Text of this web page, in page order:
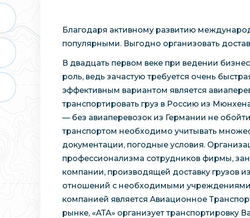
Благодаря активному развитию
популярными. Выгодно организовать
В двадцать первом веке при ведении
роль, ведь зачастую требуется очень
эффективным вариантом является
транспортировать груз в Россию из
— без авиаперевозок из Германии не
транспортом необходимо учитывать
документации, погодные условия.
профессионализма сотрудников фирмы,
компании, производящей доставку грузов
отношений с необходимыми учреждениями,
компанией является Авиационное
рынке, «АТА» организует